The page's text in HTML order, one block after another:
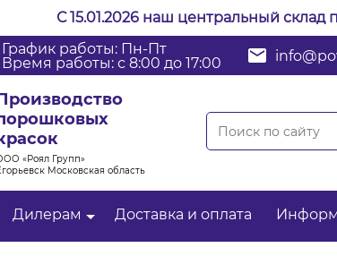
С 15.01.2026 наш центральный склад
График работы: Пн-Пт
Время работы: с 8:00 до 17:00
«Роял Групп»
Московская область
Дилерам Доставка и оплата